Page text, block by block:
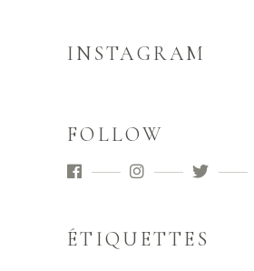
INSTAGRAM
FOLLOW
ÉTIQUETTES